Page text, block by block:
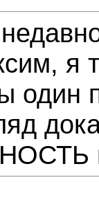
я
один